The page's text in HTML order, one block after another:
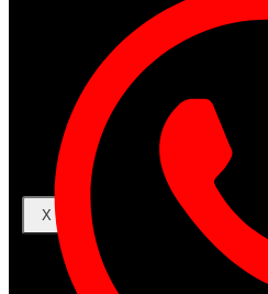
Contacto
Acceder
Iniciar Sesion
Registro
Restablecer la contraseña
X